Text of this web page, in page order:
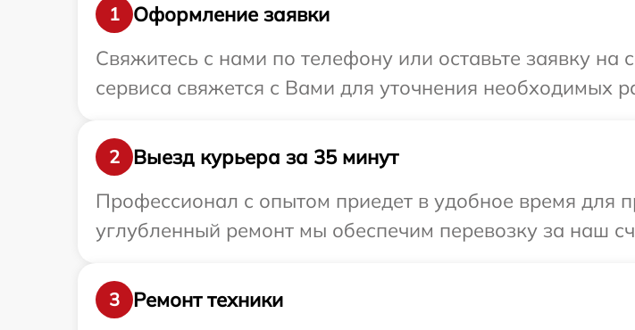
1
Оформление заявки
Свяжитесь с нами по телефону или оставьте заявку на
сервиса свяжется с Вами для уточнения необходимых
2
Выезд курьера за 35 минут
Профессионал с опытом приедет в удобное время для
углубленный ремонт мы обеспечим перевозку за наш
3
Ремонт техники